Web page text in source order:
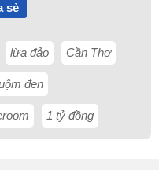
sẻ
lừa đảo Cần Thơ
đen
1 tỷ đồng